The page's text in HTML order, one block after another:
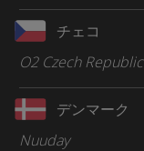
チェコ
O2 Czech Republic
デンマーク
Nuuday